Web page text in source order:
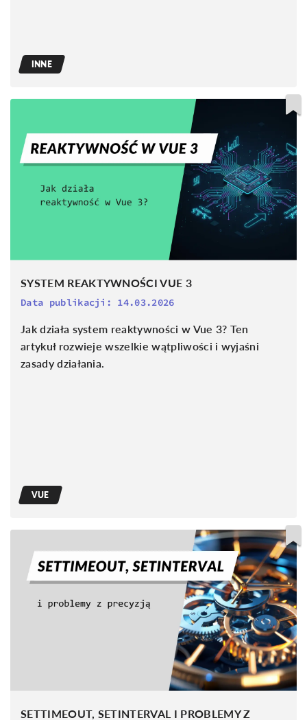
INNE
SYSTEM REAKTYWNOŚCI VUE 3
Data publikacji: 14.03.2026
Jak działa system reaktywności w Vue 3? Ten
artykuł rozwieje wszelkie wątpliwości i wyjaśni
zasady działania.
VUE
SETTIMEOUT, SETINTERVAL I PROBLEMY Z